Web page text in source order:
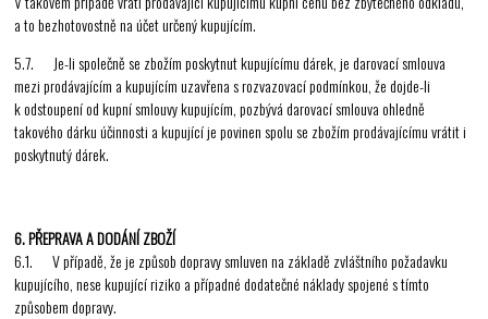
a to bezhotovostně na účet určený kupujícím.
5.7. Je-li společně se zbožím poskytnut kupujícímu dárek, je darovací smlouva
mezi prodávajícím a kupujícím uzavřena s rozvazovací podmínkou, že dojde-li
k odstoupení od kupní smlouvy kupujícím, pozbývá darovací smlouva ohledně
takového dárku účinnosti a kupující je povinen spolu se zbožím prodávajícímu vrátit i
poskytnutý dárek.
6. PŘEPRAVA A DODÁNÍ ZBOŽÍ
6.1. V případě, že je způsob dopravy smluven na základě zvláštního požadavku
kupujícího, nese kupující riziko a případné dodatečné náklady spojené s tímto
způsobem dopravy.